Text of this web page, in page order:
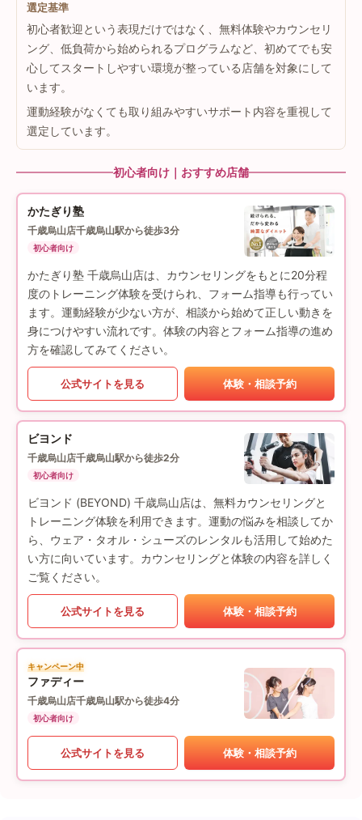
選定基準
初心者歓迎という表現だけではなく、無料体験やカウンセリ
ング、低負荷から始められるプログラムなど、初めてでも安
心してスタートしやすい環境が整っている店舗を対象にして
います。
運動経験がなくても取り組みやすいサポート内容を重視して
選定しています。
初心者向け｜おすすめ店舗
かたぎり塾
千歳烏山店千歳烏山駅から徒歩3分
初心者向け
かたぎり塾 千歳烏山店は、カウンセリングをもとに20分程
度のトレーニング体験を受けられ、フォーム指導も行ってい
ます。運動経験が少ない方が、相談から始めて正しい動きを
身につけやすい流れです。体験の内容とフォーム指導の進め
方を確認してみてください。
公式サイトを見る 体験・相談予約
ビヨンド
千歳烏山店千歳烏山駅から徒歩2分
初心者向け
ビヨンド (BEYOND) 千歳烏山店は、無料カウンセリングと
トレーニング体験を利用できます。運動の悩みを相談してか
ら、ウェア・タオル・シューズのレンタルも活用して始めた
い方に向いています。カウンセリングと体験の内容を詳しく
ご覧ください。
公式サイトを見る 体験・相談予約
キャンペーン中
ファディー
千歳烏山店千歳烏山駅から徒歩4分
初心者向け
公式サイトを見る 体験・相談予約